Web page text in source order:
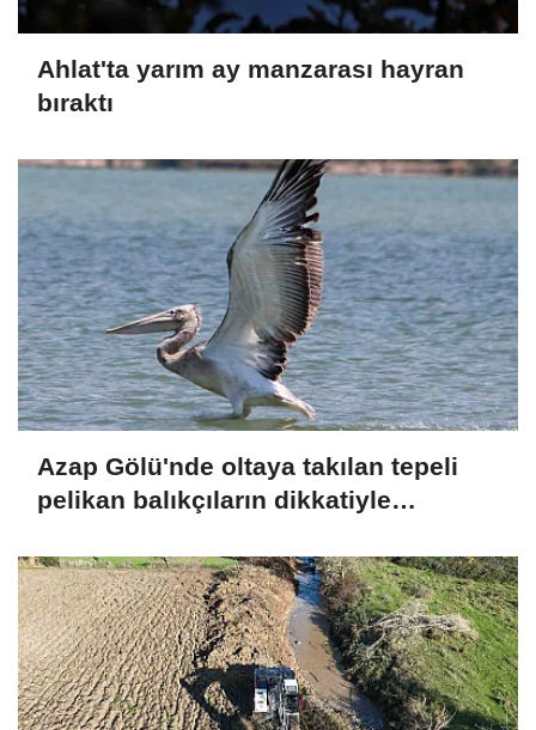
Ahlat'ta yarım ay manzarası hayran
bıraktı
Azap Gölü'nde oltaya takılan tepeli
pelikan balıkçıların dikkatiyle